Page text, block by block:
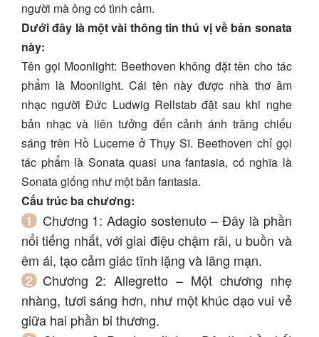
người mà ông có tình cảm.
Dưới đây là một vài thông tin thú vị về bản sonata
này:
Tên gọi Moonlight: Beethoven không đặt tên cho tác
phẩm là Moonlight. Cái tên này được nhà thơ âm
nhạc người Đức Ludwig Rellstab đặt sau khi nghe
bản nhạc và liên tưởng đến cảnh ánh trăng chiếu
sáng trên Hồ Lucerne ở Thụy Sĩ. Beethoven chỉ gọi
tác phẩm là Sonata quasi una fantasia, có nghĩa là
Sonata giống như một bản fantasia.
Cấu trúc ba chương:
Chương 1: Adagio sostenuto – Đây là phần
nổi tiếng nhất, với giai điệu chậm rãi, u buồn và
êm ái, tạo cảm giác tĩnh lặng và lãng mạn.
Chương 2: Allegretto – Một chương nhẹ
nhàng, tươi sáng hơn, như một khúc dạo vui vẻ
giữa hai phần bi thương.